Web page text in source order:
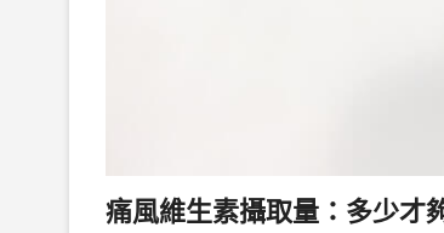
痛風維生素攝取量：多少才